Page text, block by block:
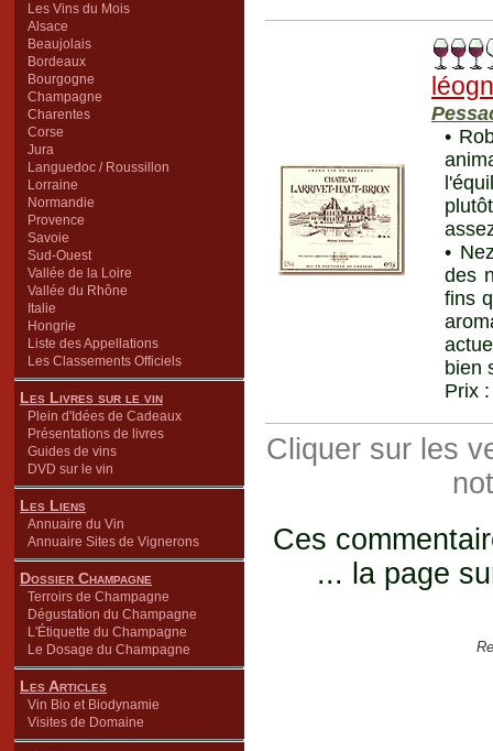
Les Vins du Mois
Alsace
Beaujolais
Bordeaux
Bourgogne
Champagne
Charentes
Corse
Jura
Languedoc / Roussillon
Lorraine
Normandie
Provence
Savoie
Sud-Ouest
Vallée de la Loire
Vallée du Rhône
Italie
Hongrie
Liste des Appellations
Les Classements Officiels
Les Livres sur le vin
Plein d'Idées de Cadeaux
Présentations de livres
Guides de vins
DVD sur le vin
Les Liens
Annuaire du Vin
Annuaire Sites de Vignerons
Dossier Champagne
Terroirs de Champagne
Dégustation du Champagne
L'Étiquette du Champagne
Le Dosage du Champagne
Les Articles
Vin Bio et Biodynamie
Visites de Domaine
•
•
des
fins
bien
Prix
Cliquer sur les
Ces
... la page